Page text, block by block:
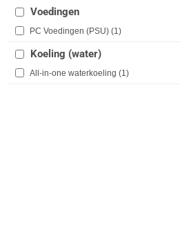
Voedingen
PC Voedingen (PSU) (1)
Koeling (water)
All-in-one waterkoeling (1)